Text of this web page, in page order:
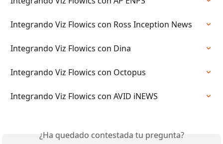
Integrando Viz Flowics con Ross Inception News
Integrando Viz Flowics con Dina
Integrando Viz Flowics con Octopus
Integrando Viz Flowics con AVID iNEWS
¿Ha quedado contestada tu pregunta?